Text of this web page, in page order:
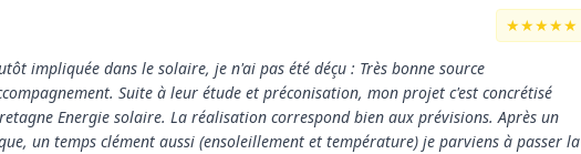
★★★★★
impliquée dans le solaire, je n'ai pas été déçu : Très bonne source
Suite à leur étude et préconisation, mon projet c'est concrétisé
Energie solaire. La réalisation correspond bien aux prévisions. Après un
un temps clément aussi (ensoleillement et température) je parviens à passer la